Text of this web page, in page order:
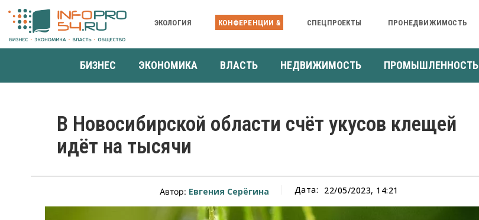
ЭКОЛОГИЯ КОНФЕРЕНЦИИ & СПЕЦПРОЕКТЫ ПРОНЕДВИЖИМОСТЬ
БИЗНЕС ЭКОНОМИКА ВЛАСТЬ НЕДВИЖИМОСТЬ ПРОМЫШЛЕННОСТЬ
В Новосибирской области счёт укусов клещей
идёт на тысячи
Автор: Евгения Серёгина Дата: 22/05/2023, 14:21